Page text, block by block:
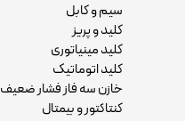
سیم و کابل
کلید و پریز
کلید مینیاتوری
کلید اتوماتیک
خازن سه فاز فشار ضعیف
کنتاکتور و بیمتال